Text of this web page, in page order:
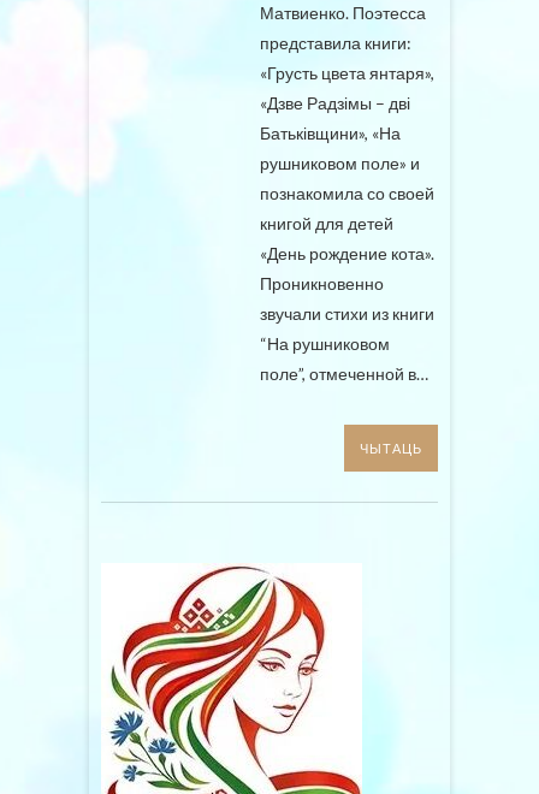
Матвиенко. Поэтесса
представила книги:
«Грусть цвета янтаря»,
«Дзве Радзімы – дві
Батьківщини», «На
рушниковом поле» и
познакомила со своей
книгой для детей
«День рождение кота».
Проникновенно
звучали стихи из книги
“На рушниковом
поле”, отмеченной в…
ЧЫТАЦЬ